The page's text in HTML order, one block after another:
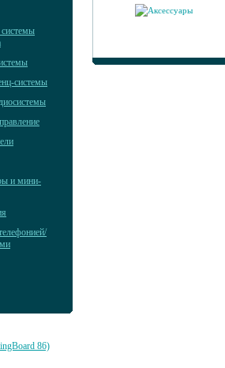
системы
и мини-